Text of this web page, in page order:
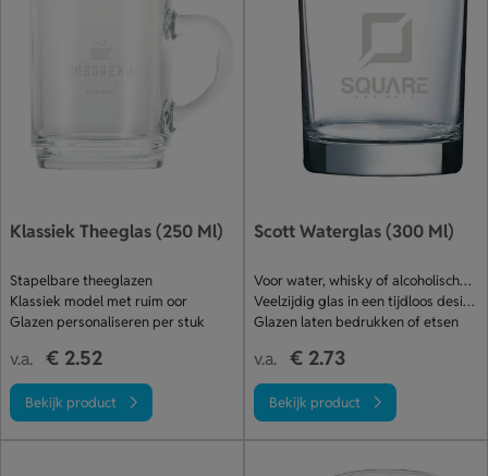
Klassiek Theeglas (250 Ml)
Stapelbare theeglazen
Klassiek model met ruim oor
Glazen personaliseren per stuk
v.a. € 2.52
Bekijk product
Scott Waterglas (300 Ml)
Voor water, whisky of alcoholische drank
Veelzijdig glas in een tijdloos design
Glazen laten bedrukken of etsen
v.a. € 2.73
Bekijk product